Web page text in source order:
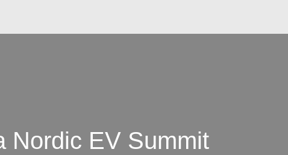
Nordic EV Summit